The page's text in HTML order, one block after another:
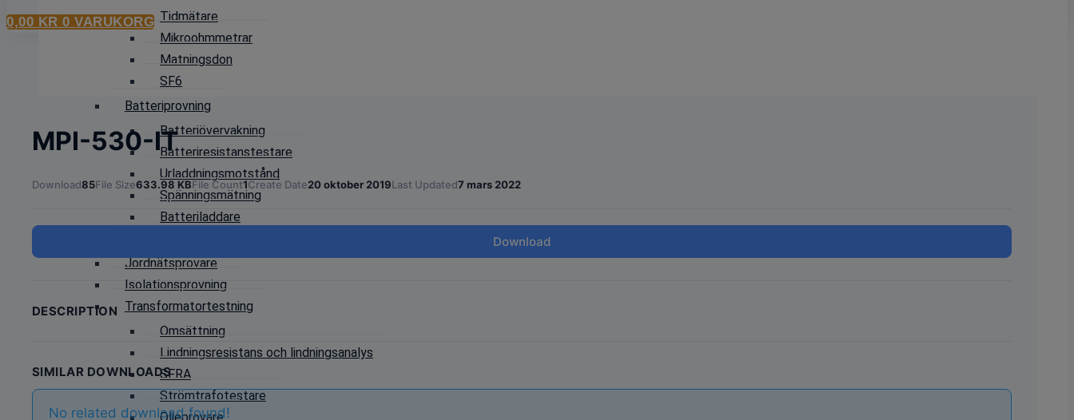
Tidmätare
Mikroohmmetrar
Matningsdon
SF6
Batteriprovning
Batteriövervakning
Batteriresistanstestare
Urladdningsmotstånd
Spänningsmätning
Batteriladdare
Jordnätsprovare
Isolationsprovning
Transformatortestning
Omsättning
Lindningsresistans och lindningsanalys
SFRA
Strömtrafotestare
0,00 KR 0 VARUKORG
MPI-530-IT
Download85File Size633.98 KBFile Count1Create Date20 oktober 2019Last Updated7 mars 2022
Download
DESCRIPTION
SIMILAR DOWNLOADS
No related download found!